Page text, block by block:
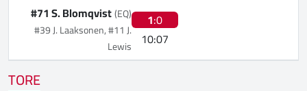
1:0
10:07
#71 S. Blomqvist(EQ)
#39 J. Laaksonen, #11 J.
Lewis
TORE